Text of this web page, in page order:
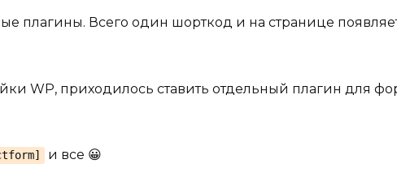
плагины. Всего один шорткод и на странице
WP, приходилось ставить отдельный плагин для
и все 😀